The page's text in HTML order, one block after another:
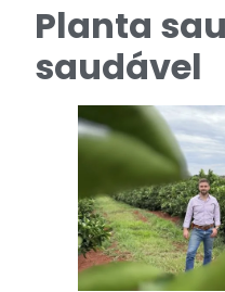
Planta
saudável